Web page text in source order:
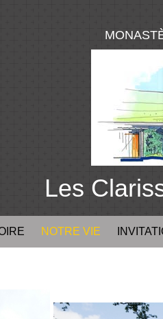
Les
NOTRE VIE